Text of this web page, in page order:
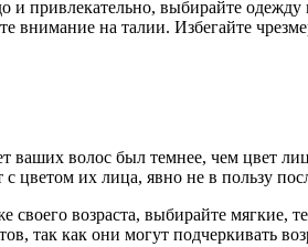
и привлекательно, выбирайте
внимание на талии. Избегайте
ваших волос был темнее, чем цвет
цветом их лица, явно не в пользу
своего возраста, выбирайте
так как они могут подчеркивать